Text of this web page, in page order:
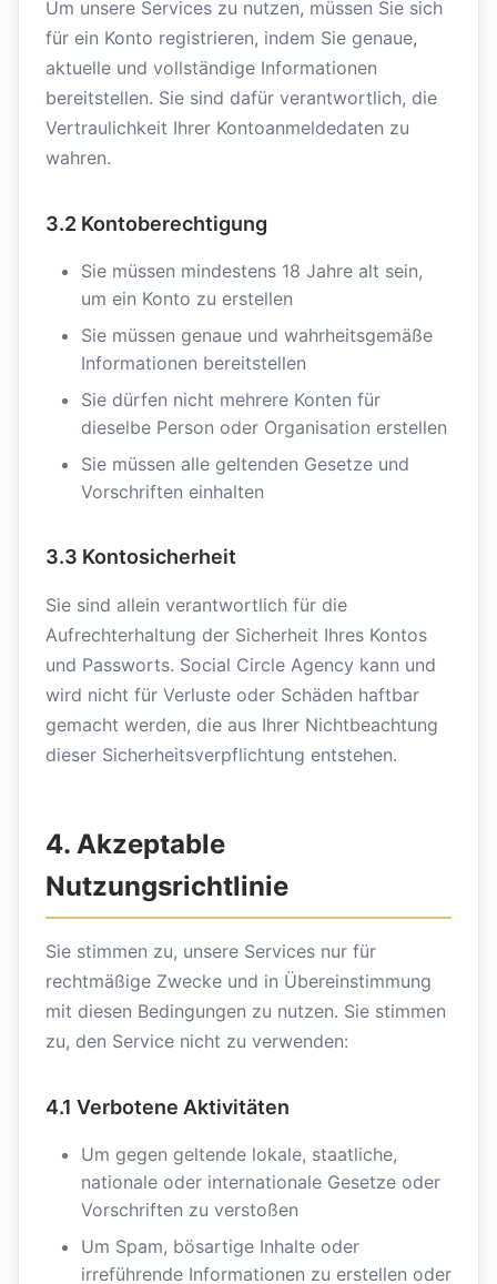
Um unsere Services zu nutzen, müssen Sie sich
für ein Konto registrieren, indem Sie genaue,
aktuelle und vollständige Informationen
bereitstellen. Sie sind dafür verantwortlich, die
Vertraulichkeit Ihrer Kontoanmeldedaten zu
wahren.
3.2 Kontoberechtigung
Sie müssen mindestens 18 Jahre alt sein,
um ein Konto zu erstellen
Sie müssen genaue und wahrheitsgemäße
Informationen bereitstellen
Sie dürfen nicht mehrere Konten für
dieselbe Person oder Organisation erstellen
Sie müssen alle geltenden Gesetze und
Vorschriften einhalten
3.3 Kontosicherheit
Sie sind allein verantwortlich für die
Aufrechterhaltung der Sicherheit Ihres Kontos
und Passworts. Social Circle Agency kann und
wird nicht für Verluste oder Schäden haftbar
gemacht werden, die aus Ihrer Nichtbeachtung
dieser Sicherheitsverpflichtung entstehen.
4. Akzeptable
Nutzungsrichtlinie
Sie stimmen zu, unsere Services nur für
rechtmäßige Zwecke und in Übereinstimmung
mit diesen Bedingungen zu nutzen. Sie stimmen
zu, den Service nicht zu verwenden:
4.1 Verbotene Aktivitäten
Um gegen geltende lokale, staatliche,
nationale oder internationale Gesetze oder
Vorschriften zu verstoßen
Um Spam, bösartige Inhalte oder
irreführende Informationen zu erstellen oder